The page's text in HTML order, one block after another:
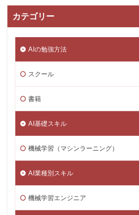
カテゴリー
AIの勉強方法
スクール
書籍
AI基礎スキル
機械学習（マシンラーニング）
AI業種別スキル
機械学習エンジニア